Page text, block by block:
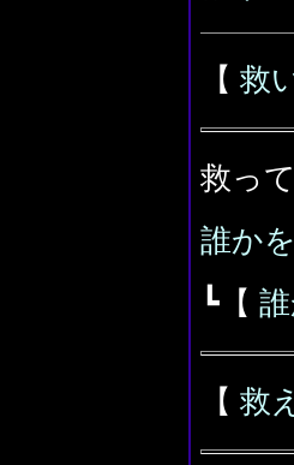
【 救
救っ
誰か
┗【
【 救